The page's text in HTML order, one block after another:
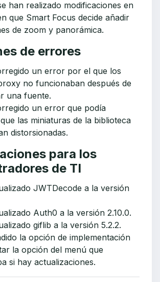
han realizado modificaciones en
que Smart Focus decide añadir
de zoom y panorámica.
de errores
un error por el que los
no funcionaban después de
una fuente.
un error que podía
las miniaturas de la biblioteca
distorsionadas.
para los
de TI
JWTDecode a la versión
Auth0 a la versión 2.10.0.
giflib a la versión 5.2.2.
la opción de implementación
la opción del menú que
si hay actualizaciones.